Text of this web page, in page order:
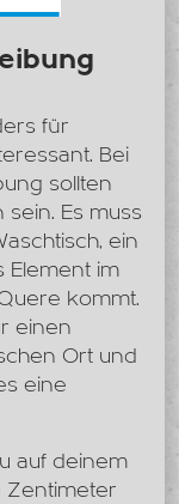
für
Bei
sollten
Es muss
ein
Element im
kommt.
einen
Ort und
eine
auf deinem
Zentimeter